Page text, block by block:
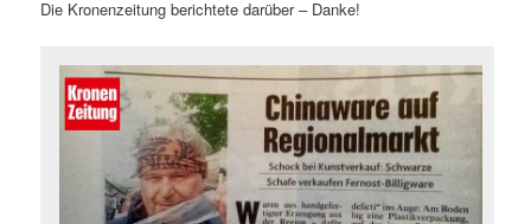
Die Kronenzeitung berichtete darüber – Danke!